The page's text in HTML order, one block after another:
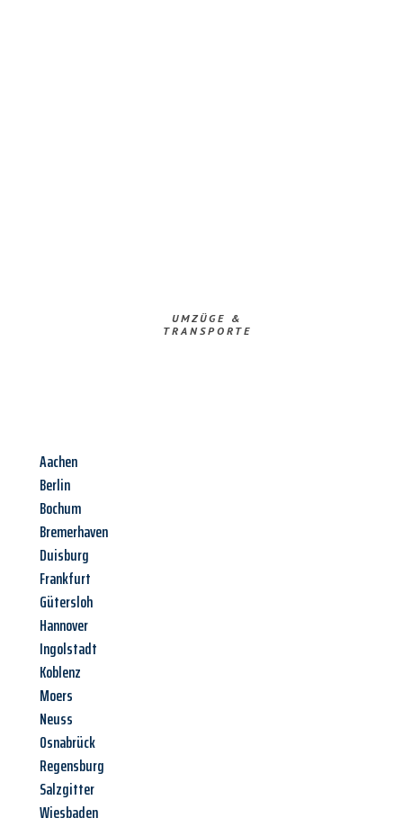
UMZÜGE &
TRANSPORTE
Aachen
Berlin
Bochum
Bremerhaven
Duisburg
Frankfurt
Gütersloh
Hannover
Ingolstadt
Koblenz
Moers
Neuss
Osnabrück
Regensburg
Salzgitter
Wiesbaden